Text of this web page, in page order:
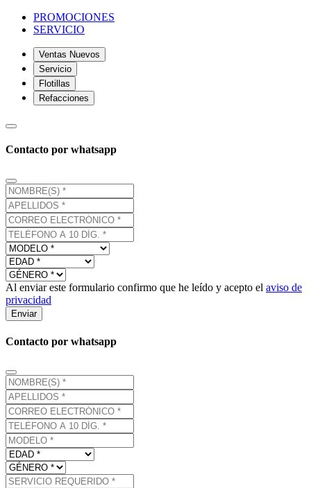
PROMOCIONES
SERVICIO
Ventas Nuevos
Servicio
Flotillas
Refacciones
Contacto por whatsapp
Al enviar este formulario confirmo que he leído y acepto el aviso de
privacidad
Enviar
Contacto por whatsapp